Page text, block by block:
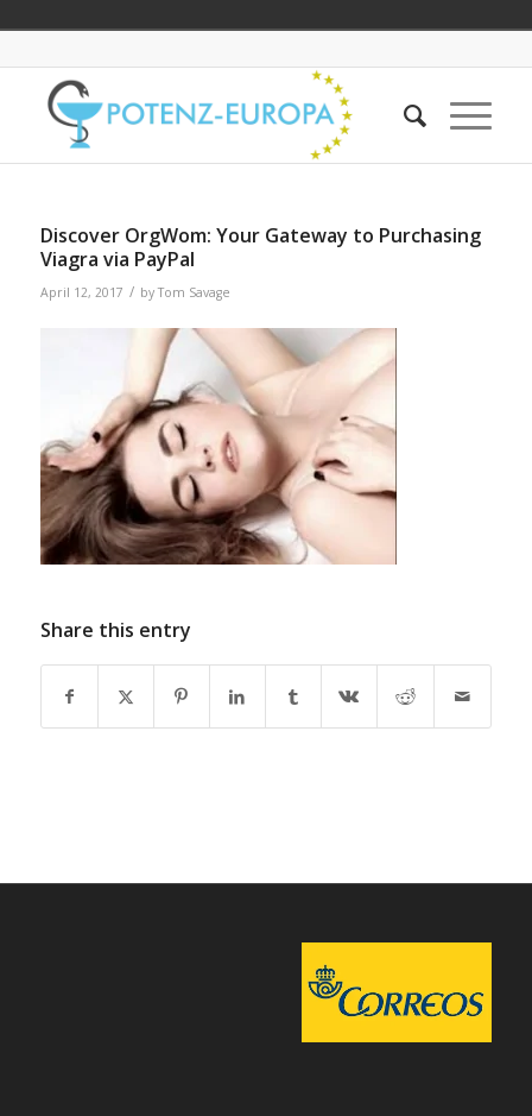
Discover OrgWom: Your Gateway to Purchasing
Viagra via PayPal
April 12, 2017 / byTom Savage
Share this entry